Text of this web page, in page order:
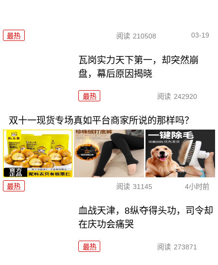
最热 阅读 210508 03-19
瓦岗实力天下第一，却突然崩
盘，幕后原因揭晓
最热 阅读 242920
双十一现货专场真如平台商家所说的那样吗？
最热 阅读 31145 4小时前
血战天津，8纵夺得头功，司令却
在庆功会痛哭
最热 阅读 273871